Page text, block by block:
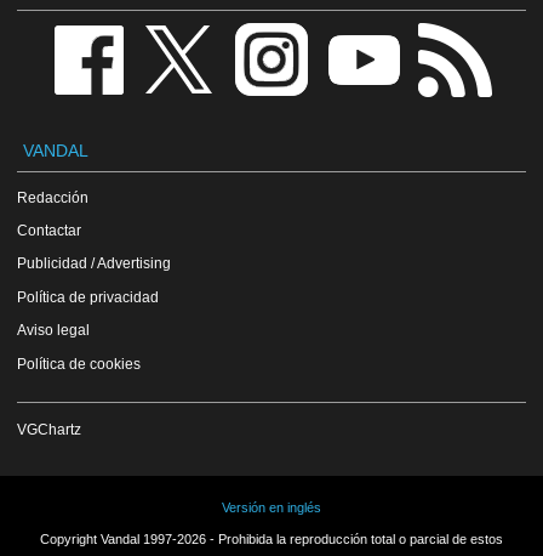
VANDAL
Redacción
Contactar
Publicidad / Advertising
Política de privacidad
Aviso legal
Política de cookies
VGChartz
Versión en inglés
Copyright Vandal 1997-2026 - Prohibida la reproducción total o parcial de estos